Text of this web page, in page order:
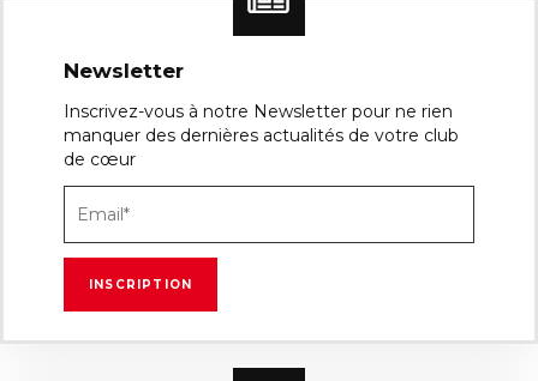
Newsletter
Inscrivez-vous à notre Newsletter pour ne rien
manquer des dernières actualités de votre club
de cœur